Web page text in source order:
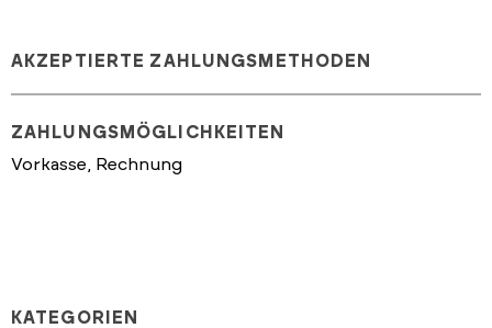
AKZEPTIERTE ZAHLUNGSMETHODEN
ZAHLUNGSMÖGLICHKEITEN
Vorkasse, Rechnung
KATEGORIEN